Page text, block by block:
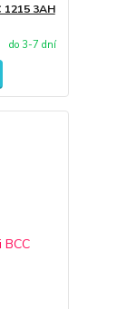
3AH
do 3-7 dní